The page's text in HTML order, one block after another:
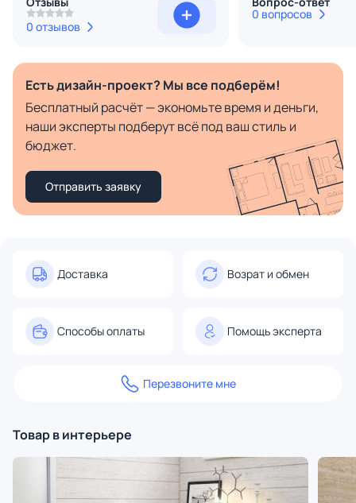
0 отзывов
0 вопросов
Есть дизайн-проект? Мы все подберём!
Бесплатный расчёт — экономьте время и деньги,
наши эксперты подберут всё под ваш стиль и
бюджет.
Отправить заявку
Доставка Возрат и обмен
Способы оплаты Помощь эксперта
Перезвоните мне
Товар в интерьере